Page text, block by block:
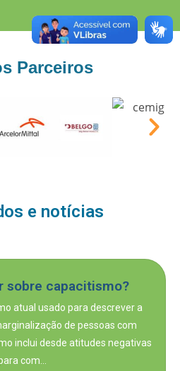
Parceiros
e notícias
sobre capacitismo?
atual usado para descrever a
de pessoas com
inclui desde atitudes negativas
com...